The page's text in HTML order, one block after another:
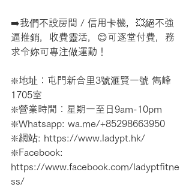
➡️我們不設房間 / 信用卡機，💥絕不強
逼推銷，收費靈活，😊可逐堂付費，務
求令妳可專注做運動！
❇️地址：屯門新合里3號滙賢一號 雋峰
1705室
❇️營業時間：星期一至日9am-10pm
❇️Whatsapp: wa.me/+85298663950
❇️網站: https://www.ladypt.hk/
❇️Facebook:
https://www.facebook.com/ladyptfitne
ss/